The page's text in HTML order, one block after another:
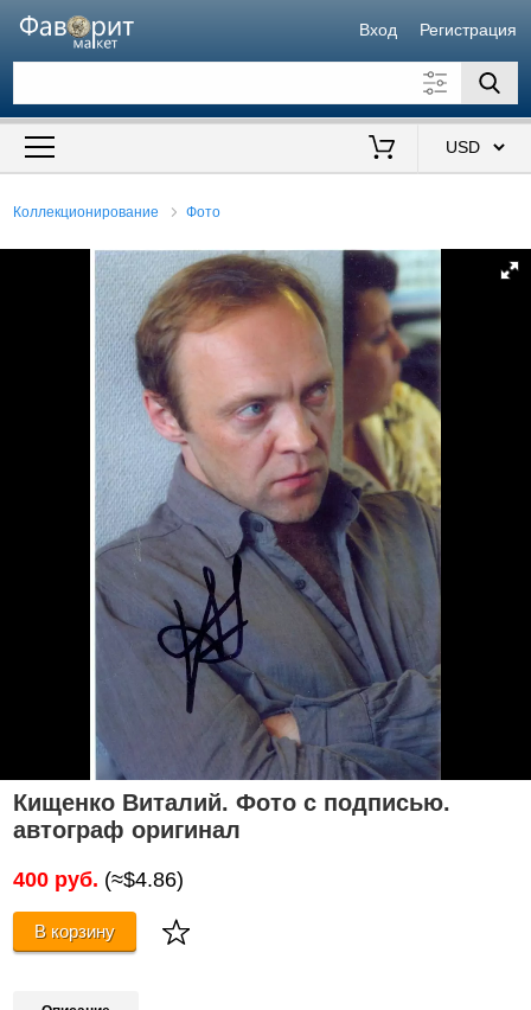
Вход Регистрация
Искать также в описании
Коллекционирование Фото
Кищенко Виталий. Фото с подписью.
автограф оригинал
400 руб. (≈$4.86)
В корзину